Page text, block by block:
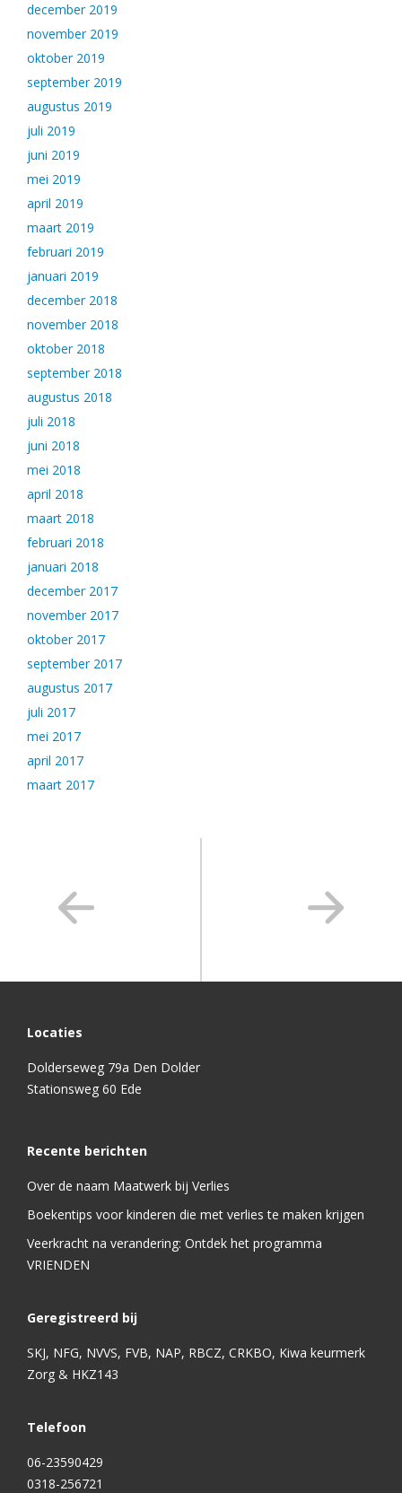
december 2019
november 2019
oktober 2019
september 2019
augustus 2019
juli 2019
juni 2019
mei 2019
april 2019
maart 2019
februari 2019
januari 2019
december 2018
november 2018
oktober 2018
september 2018
augustus 2018
juli 2018
juni 2018
mei 2018
april 2018
maart 2018
februari 2018
januari 2018
december 2017
november 2017
oktober 2017
september 2017
augustus 2017
juli 2017
mei 2017
april 2017
maart 2017
Locaties
Dolderseweg 79a Den Dolder
Stationsweg 60 Ede
Recente berichten
Over de naam Maatwerk bij Verlies
Boekentips voor kinderen die met verlies te maken krijgen
Veerkracht na verandering: Ontdek het programma
VRIENDEN
Geregistreerd bij
SKJ, NFG, NVVS, FVB, NAP, RBCZ, CRKBO, Kiwa keurmerk
Zorg & HKZ143
Telefoon
06-23590429
0318-256721